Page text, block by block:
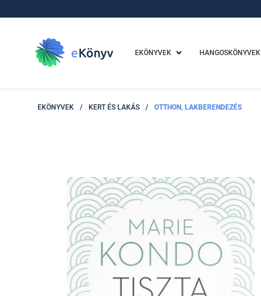
EKÖNYVEK HANGOSKÖNYVEK
EKÖNYVEK / KERT ÉS LAKÁS / OTTHON, LAKBERENDEZÉS